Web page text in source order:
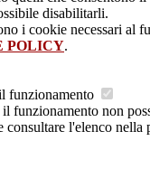
disabilitarli.
i cookie necessari al
POLICY.
funzionamento
funzionamento non
consultare l'elenco nella